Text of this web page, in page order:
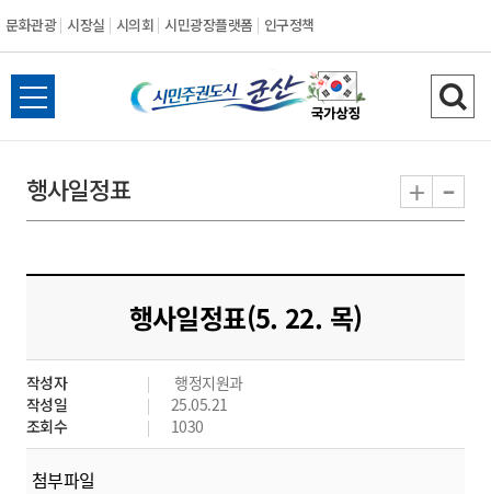
문화관광 시장실 시의회 시민광장플랫폼 인구정책
시
민
도
시
군
산
전
체
뉴
열
검
색
기
행사일정표 + -
행사일정표(5. 22. 목)
작성자
행정지원과
작성일
25.05.21
조회수
1030
첨부파일